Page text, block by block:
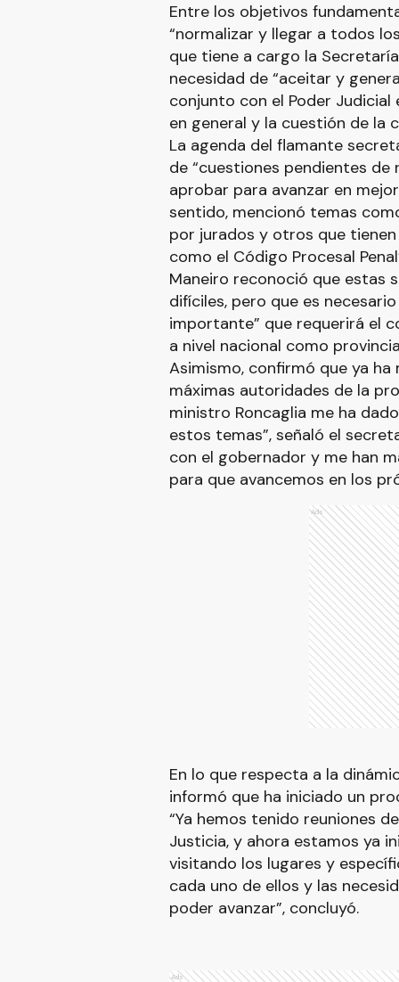
Entre los objetivos
“normalizar y llegar a todos
que tiene a cargo la
necesidad de “aceitar y
conjunto con el Poder
en general y la cuestión de la
La agenda del flamante
de “cuestiones pendientes
aprobar para avanzar en
sentido, mencionó temas
por jurados y otros que
como el Código Procesal
Maneiro reconoció que estas
difíciles, pero que es
importante” que requerirá el
a nivel nacional como
Asimismo, confirmó que ya
máximas autoridades de la
ministro Roncaglia me ha
estos temas”, señaló el
con el gobernador y me han
para que avancemos en los
Ads
En lo que respecta a la
informó que ha iniciado un
“Ya hemos tenido reuniones
Justicia, y ahora estamos ya
visitando los lugares y
cada uno de ellos y las
poder avanzar”, concluyó.
Ads